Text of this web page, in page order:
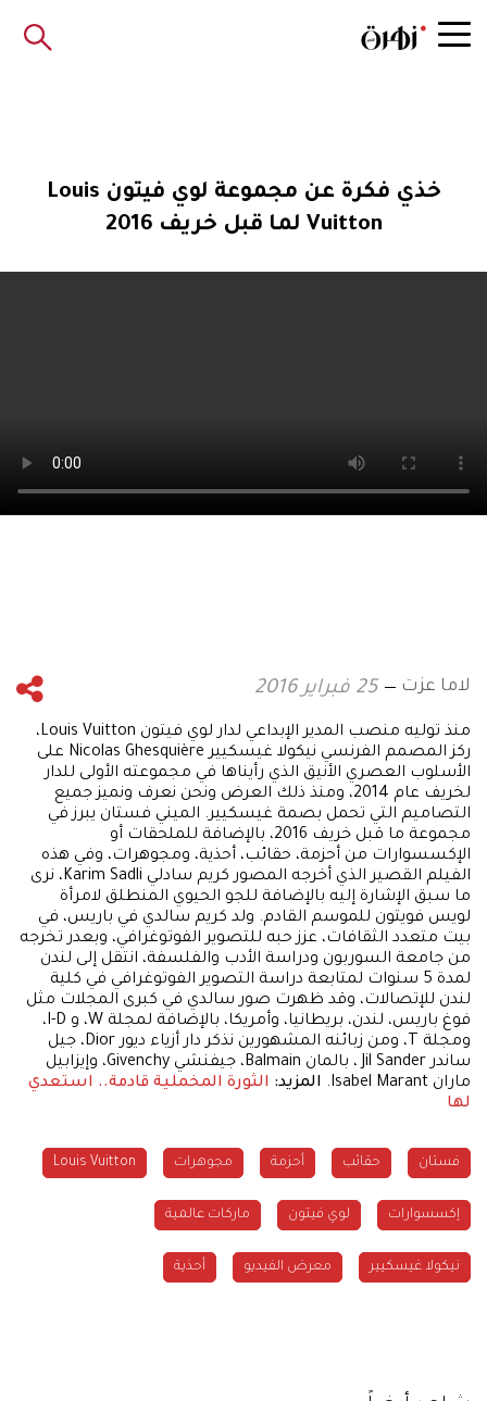
خذي فكرة عن مجموعة لوي فيتون Louis
Vuitton لما قبل خريف 2016
لاما عزت 25 فبراير 2016
منذ توليه منصب المدير الإبداعي لدار لوي فيتون Louis Vuitton،
ركز المصمم الفرنسي نيكولا غيسكيير Nicolas Ghesquière على
الأسلوب العصري الأنيق الذي رأيناها في مجموعته الأولى للدار
لخريف عام 2014، ومنذ ذلك العرض ونحن نعرف ونميز جميع
التصاميم التي تحمل بصمة غيسكيير. الميني فستان يبرز في
مجموعة ما قبل خريف 2016، بالإضافة للملحقات أو
الإكسسوارات من أحزمة، حقائب، أحذية، ومجوهرات، وفي هذه
الفيلم القصير الذي أخرجه المصور كريم سادلي Karim Sadli، نرى
ما سبق الإشارة إليه بالإضافة للجو الحيوي المنطلق لامرأة
لويس فويتون للموسم القادم. ولد كريم سالدي في باريس، في
بيت متعدد الثقافات، عزز حبه للتصوير الفوتوغرافي، وبعدر تخرجه
من جامعة السوربون ودراسة الأدب والفلسفة، انتقل إلى لندن
لمدة 5 سنوات لمتابعة دراسة التصوير الفوتوغرافي في كلية
لندن للإتصالات، وقد ظهرت صور سالدي في كبرى المجلات مثل
فوغ باريس، لندن، بريطانيا، وأمريكا، بالإضافة لمجلة W، و I-D،
ومجلة T، ومن زبائنه المشهورين نذكر دار أزياء ديور Dior، جيل
ساندر Jil Sander ، بالمان Balmain، جيفنشي Givenchy، وإيزابيل
ماران Isabel Marant.
المزيد: الثورة المخملية قادمة.. استعدي
لها
فستان حقائب أحزمة مجوهرات Louis Vuitton
إكسسوارات لوي فيتون ماركات عالمية
نيكولا غيسكيير معرض الفيديو أحذية